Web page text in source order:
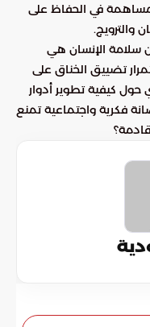
في الحفاظ على
والترويج.
سلامة الإنسان هي
تضييق الخناق على
كيفية تطوير أدوار
فكرية واجتماعية تمنع